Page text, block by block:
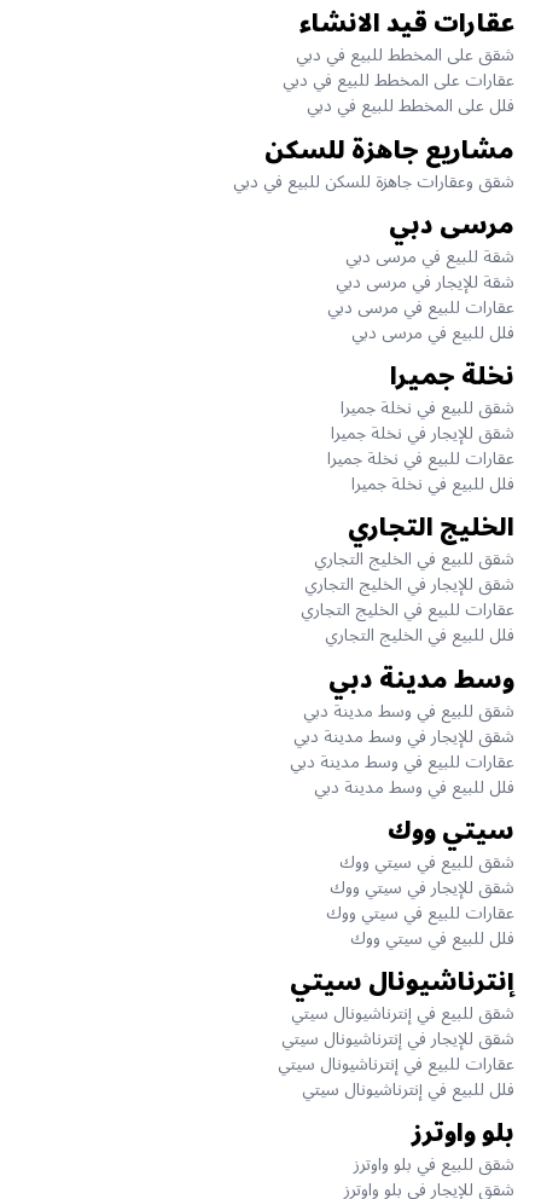
عقارات قيد الانشاء
شقق على المخطط للبيع في دبي
عقارات على المخطط للبيع في دبي
فلل على المخطط للبيع في دبي
مشاريع جاهزة للسكن
شقق وعقارات جاهزة للسكن للبيع في دبي
مرسى دبي
شقة للبيع في مرسى دبي
شقة للإيجار في مرسى دبي
عقارات للبيع في مرسى دبي
فلل للبيع في مرسى دبي
نخلة جميرا
شقق للبيع في نخلة جميرا
شقق للإيجار في نخلة جميرا
عقارات للبيع في نخلة جميرا
فلل للبيع في نخلة جميرا
الخليج التجاري
شقق للبيع في الخليج التجاري
شقق للإيجار في الخليج التجاري
عقارات للبيع في الخليج التجاري
فلل للبيع في الخليج التجاري
وسط مدينة دبي
شقق للبيع في وسط مدينة دبي
شقق للإيجار في وسط مدينة دبي
عقارات للبيع في وسط مدينة دبي
فلل للبيع في وسط مدينة دبي
سيتي ووك
شقق للبيع في سيتي ووك
شقق للإيجار في سيتي ووك
عقارات للبيع في سيتي ووك
فلل للبيع في سيتي ووك
إنترناشيونال سيتي
شقق للبيع في إنترناشيونال سيتي
شقق للإيجار في إنترناشيونال سيتي
عقارات للبيع في إنترناشيونال سيتي
فلل للبيع في إنترناشيونال سيتي
بلو واوترز
شقق للبيع في بلو واوترز
شقق للإيجار في بلو واوترز